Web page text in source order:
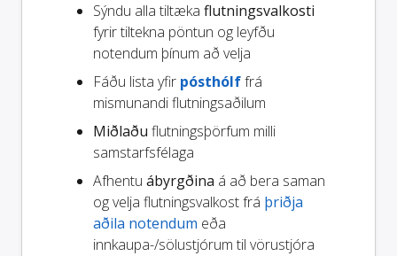
Sýndu alla tiltæka flutningsvalkosti
fyrir tiltekna pöntun og leyfðu
notendum þínum að velja
Fáðu lista yfir pósthólffrá
mismunandi flutningsaðilum
Miðlaðu flutningsþörfum milli
samstarfsfélaga
Afhentu ábyrgðina á að bera saman
og velja flutningsvalkost frá þriðja
aðila notendum eða
innkaupa-/sölustjórum til vörustjóra